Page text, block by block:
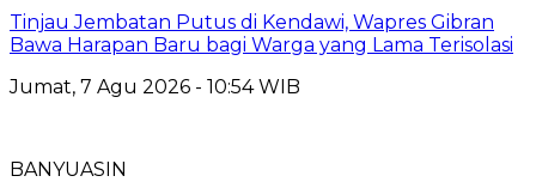
Tinjau Jembatan Putus di Kendawi, Wapres Gibran
Bawa Harapan Baru bagi Warga yang Lama Terisolasi
Jumat, 7 Agu 2026 - 10:54 WIB
BANYUASIN